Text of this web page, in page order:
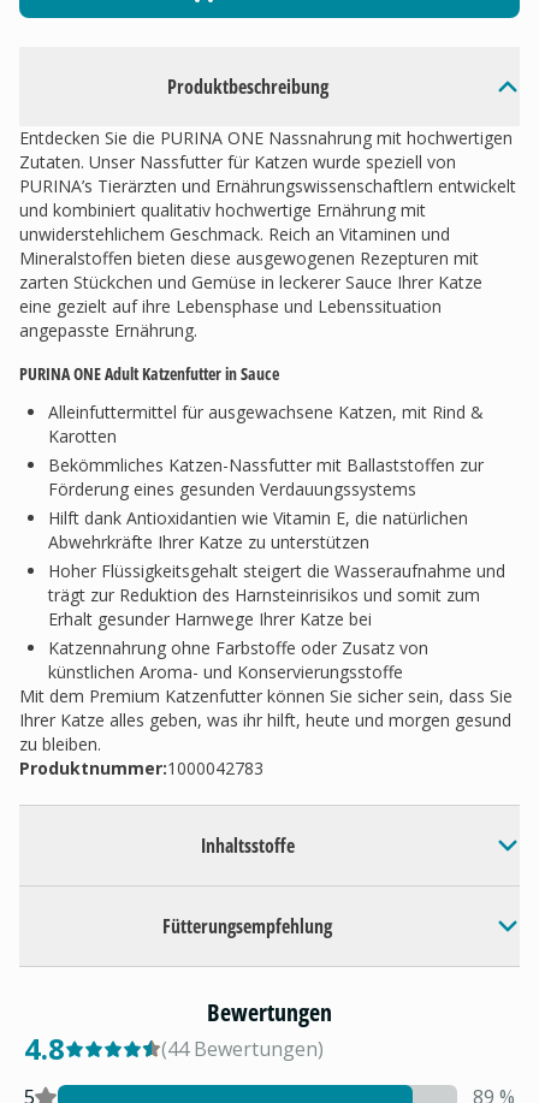
Produktbeschreibung
Entdecken Sie die PURINA ONE Nassnahrung mit hochwertigen
Zutaten. Unser Nassfutter für Katzen wurde speziell von
PURINA’s Tierärzten und Ernährungswissenschaftlern entwickelt
und kombiniert qualitativ hochwertige Ernährung mit
unwiderstehlichem Geschmack. Reich an Vitaminen und
Mineralstoffen bieten diese ausgewogenen Rezepturen mit
zarten Stückchen und Gemüse in leckerer Sauce Ihrer Katze
eine gezielt auf ihre Lebensphase und Lebenssituation
angepasste Ernährung.
PURINA ONE Adult Katzenfutter in Sauce
Alleinfuttermittel für ausgewachsene Katzen, mit Rind &
Karotten
Bekömmliches Katzen-Nassfutter mit Ballaststoffen zur
Förderung eines gesunden Verdauungssystems
Hilft dank Antioxidantien wie Vitamin E, die natürlichen
Abwehrkräfte Ihrer Katze zu unterstützen
Hoher Flüssigkeitsgehalt steigert die Wasseraufnahme und
trägt zur Reduktion des Harnsteinrisikos und somit zum
Erhalt gesunder Harnwege Ihrer Katze bei
Katzennahrung ohne Farbstoffe oder Zusatz von
künstlichen Aroma- und Konservierungsstoffe
Mit dem Premium Katzenfutter können Sie sicher sein, dass Sie
Ihrer Katze alles geben, was ihr hilft, heute und morgen gesund
zu bleiben.
Produktnummer:1000042783
Inhaltsstoffe
Fütterungsempfehlung
Bewertungen
4.8 (44 Bewertungen)
5
89 %